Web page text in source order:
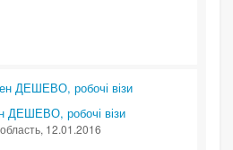
ДЕШЕВО, робочі візи
, 12.01.2016